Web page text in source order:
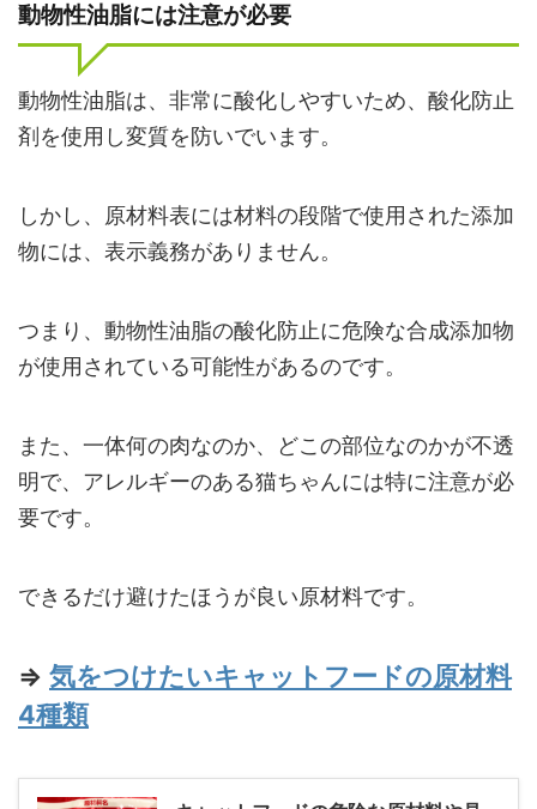
動物性油脂には注意が必要
動物性油脂は、非常に酸化しやすいため、酸化防止
剤を使用し変質を防いでいます。
しかし、原材料表には材料の段階で使用された添加
物には、表示義務がありません。
つまり、動物性油脂の酸化防止に危険な合成添加物
が使用されている可能性があるのです。
また、一体何の肉なのか、どこの部位なのかが不透
明で、アレルギーのある猫ちゃんには特に注意が必
要です。
できるだけ避けたほうが良い原材料です。
⇒ 気をつけたいキャットフードの原材料
4種類